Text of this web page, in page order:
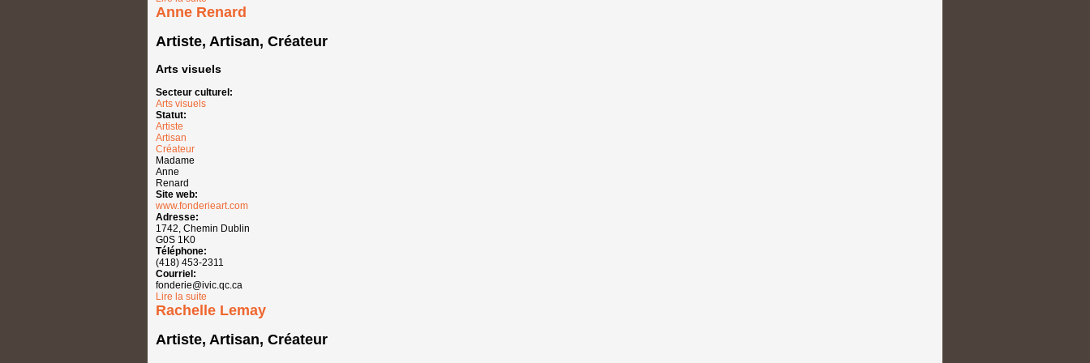
Anne Renard
Artiste, Artisan, Créateur
Arts visuels
Secteur culturel:
Arts visuels
Statut:
Artiste
Artisan
Créateur
Madame
Anne
Renard
Site web:
www.fonderieart.com
Adresse:
1742, Chemin Dublin
G0S 1K0
Téléphone:
(418) 453-2311
Courriel:
fonderie@ivic.qc.ca
Lire la suite
Rachelle Lemay
Artiste, Artisan, Créateur